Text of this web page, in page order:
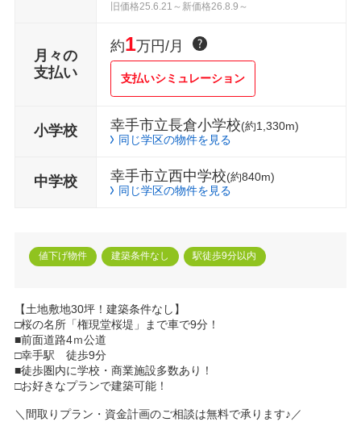
旧価格25.6.21～新価格26.8.9～
月々の
支払い
約1万円/月
支払いシミュレーション
小学校 幸手市立長倉小学校(約1,330m)
同じ学区の物件を見る
中学校 幸手市立西中学校(約840m)
同じ学区の物件を見る
値下げ物件 建築条件なし 駅徒歩9分以内
【土地敷地30坪！建築条件なし】
□桜の名所「権現堂桜堤」まで車で9分！
■前面道路4ｍ公道
□幸手駅 徒歩9分
■徒歩圏内に学校・商業施設多数あり！
□お好きなプランで建築可能！
＼間取りプラン・資金計画のご相談は無料で承ります♪／